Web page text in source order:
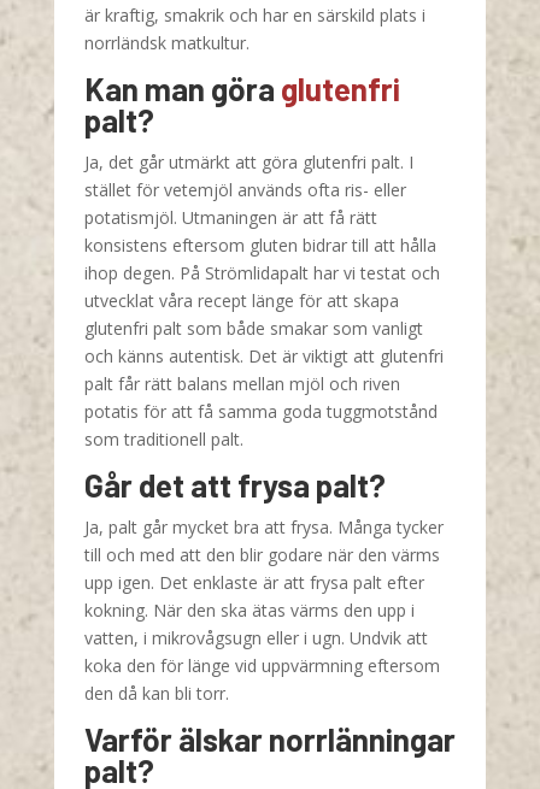
är kraftig, smakrik och har en särskild plats i
norrländsk matkultur.
Kan man göra glutenfri
palt?
Ja, det går utmärkt att göra glutenfri palt. I
stället för vetemjöl används ofta ris- eller
potatismjöl. Utmaningen är att få rätt
konsistens eftersom gluten bidrar till att hålla
ihop degen. På Strömlidapalt har vi testat och
utvecklat våra recept länge för att skapa
glutenfri palt som både smakar som vanligt
och känns autentisk. Det är viktigt att glutenfri
palt får rätt balans mellan mjöl och riven
potatis för att få samma goda tuggmotstånd
som traditionell palt.
Går det att frysa palt?
Ja, palt går mycket bra att frysa. Många tycker
till och med att den blir godare när den värms
upp igen. Det enklaste är att frysa palt efter
kokning. När den ska ätas värms den upp i
vatten, i mikrovågsugn eller i ugn. Undvik att
koka den för länge vid uppvärmning eftersom
den då kan bli torr.
Varför älskar norrlänningar
palt?